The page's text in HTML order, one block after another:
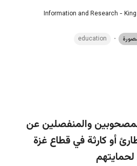
Information and Research -
education
والمنفصلين عن
أو كارثة في قطاع غزة
لحمايتهم